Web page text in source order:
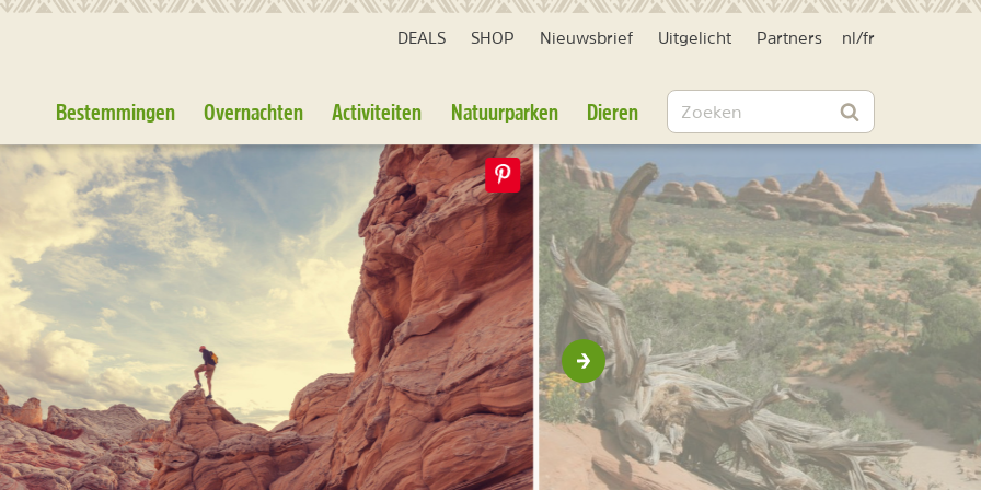
DEALS SHOP Nieuwsbrief Uitgelicht Partners nl /fr
Bestemmingen Overnachten Activiteiten Natuurparken Dieren Zoeken
Zoeken
Volgende